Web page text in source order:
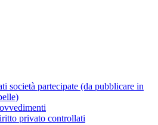
società partecipate (da pubblicare in
privato controllati